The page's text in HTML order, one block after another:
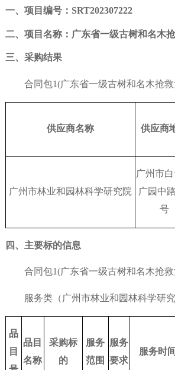
一、项目编号： SRT202307222
二、项目名称：广东省一级古树和名木
三、采购结果
合同包1(广东省一级古树和名木抢
供应商名称 供应商
广州市林业和园林科学研究院
广州市
广园中
号
四、主要标的信息
合同包1(广东省一级古树和名木抢
服务类（广州市林业和园林科学研究
品
目
品目
名称
采购标
的
服务
范围
服务
要求
服务时间